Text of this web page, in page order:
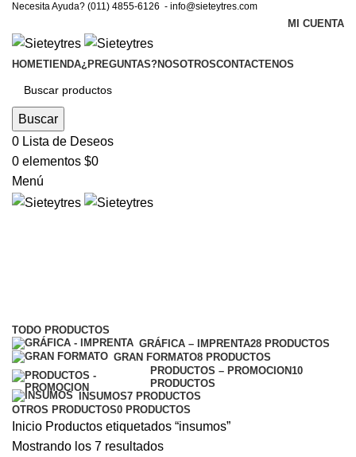
Necesita Ayuda? (011) 4855-6126 - info@sieteytres.com
MI CUENTA
HOMETIENDA¿PREGUNTAS?NOSOTROSCONTACTENOS
Buscar
0 Lista de Deseos
0 elementos $0
Menú
TODO PRODUCTOS
GRÁFICA – IMPRENTA28 PRODUCTOS
GRAN FORMATO8 PRODUCTOS
PRODUCTOS – PROMOCION10
PRODUCTOS
INSUMOS7 PRODUCTOS
OTROS PRODUCTOS0 PRODUCTOS
Inicio Productos etiquetados “insumos”
Mostrando los 7 resultados